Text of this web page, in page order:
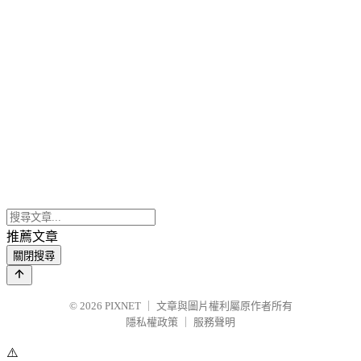
推薦文章
關閉搜尋
© 2026 PIXNET
文章與圖片權利屬原作者所有
隱私權政策
服務聲明
⚠️